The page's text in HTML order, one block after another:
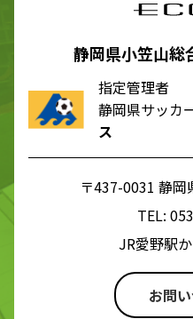
静岡県小笠山
指定管理者
静岡県サッカ
ス
〒437-0031 静
TEL:
JR愛野駅
お問